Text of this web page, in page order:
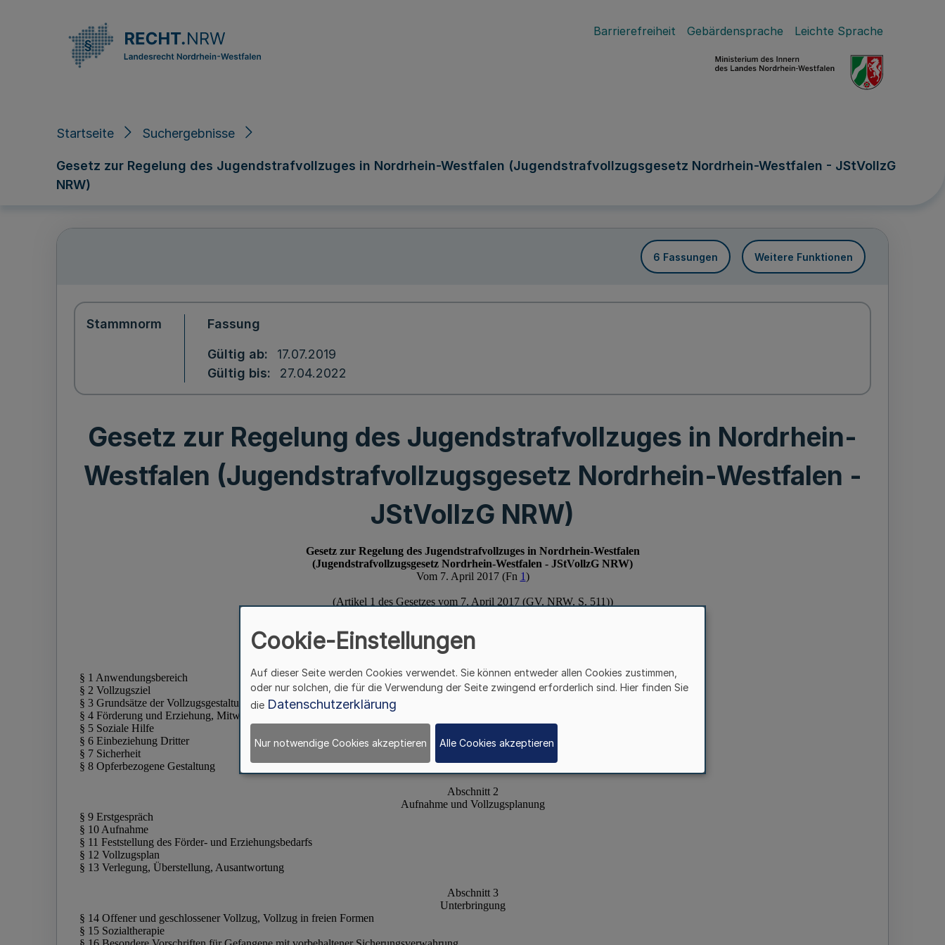
Barrierefreiheit Gebärdensprache Leichte Sprache
Startseite Suchergebnisse
Gesetz zur Regelung des Jugendstrafvollzuges in Nordrhein-Westfalen (Jugendstrafvollzugsgesetz Nordrhein-Westfalen - JStVollzG
NRW)
6 Fassungen Weitere Funktionen
Stammnorm Fassung
Gültig ab
17.07.2019
Gültig bis
27.04.2022
Gesetz zur Regelung des Jugendstrafvollzuges in Nordrhein-
Westfalen (Jugendstrafvollzugsgesetz Nordrhein-Westfalen -
JStVollzG NRW)
Cookie-Einstellungen
Auf dieser Seite werden Cookies verwendet. Sie können entweder allen Cookies zustimmen,
oder nur solchen, die für die Verwendung der Seite zwingend erforderlich sind. Hier finden Sie
die Datenschutzerklärung
Nur notwendige Cookies akzeptieren Alle Cookies akzeptieren